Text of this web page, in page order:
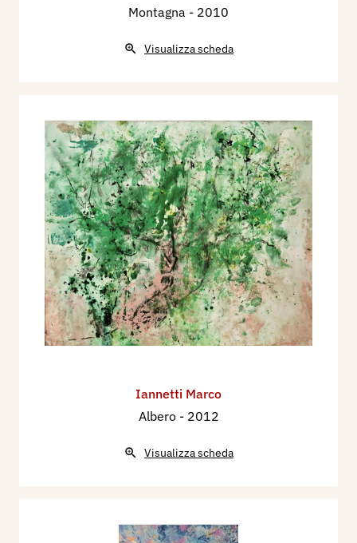
Montagna - 2010
Visualizza scheda
Iannetti Marco
Albero - 2012
Visualizza scheda